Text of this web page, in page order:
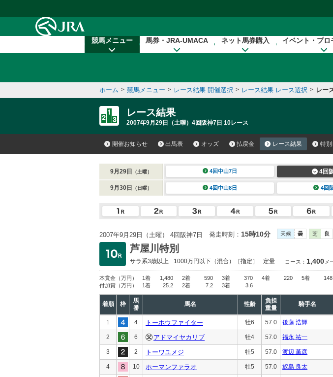
競馬メニュー 馬券・JRA-UMACA ネット馬券購入 イベント・プロ
ホーム > 競馬メニュー > レース結果 開催選択 > レース結果 レース選択 > レー
レース結果
2007年9月29日（土曜）4回阪神7日 10レース
開催お知らせ 出馬表 オッズ 払戻金 レース結果 特
9月29日 （土曜） 4回中山7日 4回
9月30日 （日曜） 4回中山8日 4回
2007年9月29日（土曜） 4回阪神7日 発走時刻： 15時10分 天候 曇 芝 良
芦屋川特別
サラ系3歳以上 1000万円以下 （混合）［指定］ 定量 コース： 1,400 メ
本賞金 （万円） 1着 1,480 2着 590 3着 370 4着 220 5着
148
付加賞 （万円） 1着 25.2 2着 7.2 3着 3.6
着順 枠
馬
番
馬名 性齢
負担
重量
騎手名
1 4 トーホウファイター 牡6 57.0 後藤 浩輝
2 6 アドマイヤカリブ 牡4 57.0 福永 祐一
3 2 トーワユメジ 牡5 57.0 渡辺 薫彦
4 10 ホーマンファラオ 牡5 57.0 鮫島 良太